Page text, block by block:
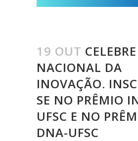
19 OUT
NACIONAL DA
INOVAÇÃO.
SE NO PRÊMIO
UFSC E NO
DNA-UFSC